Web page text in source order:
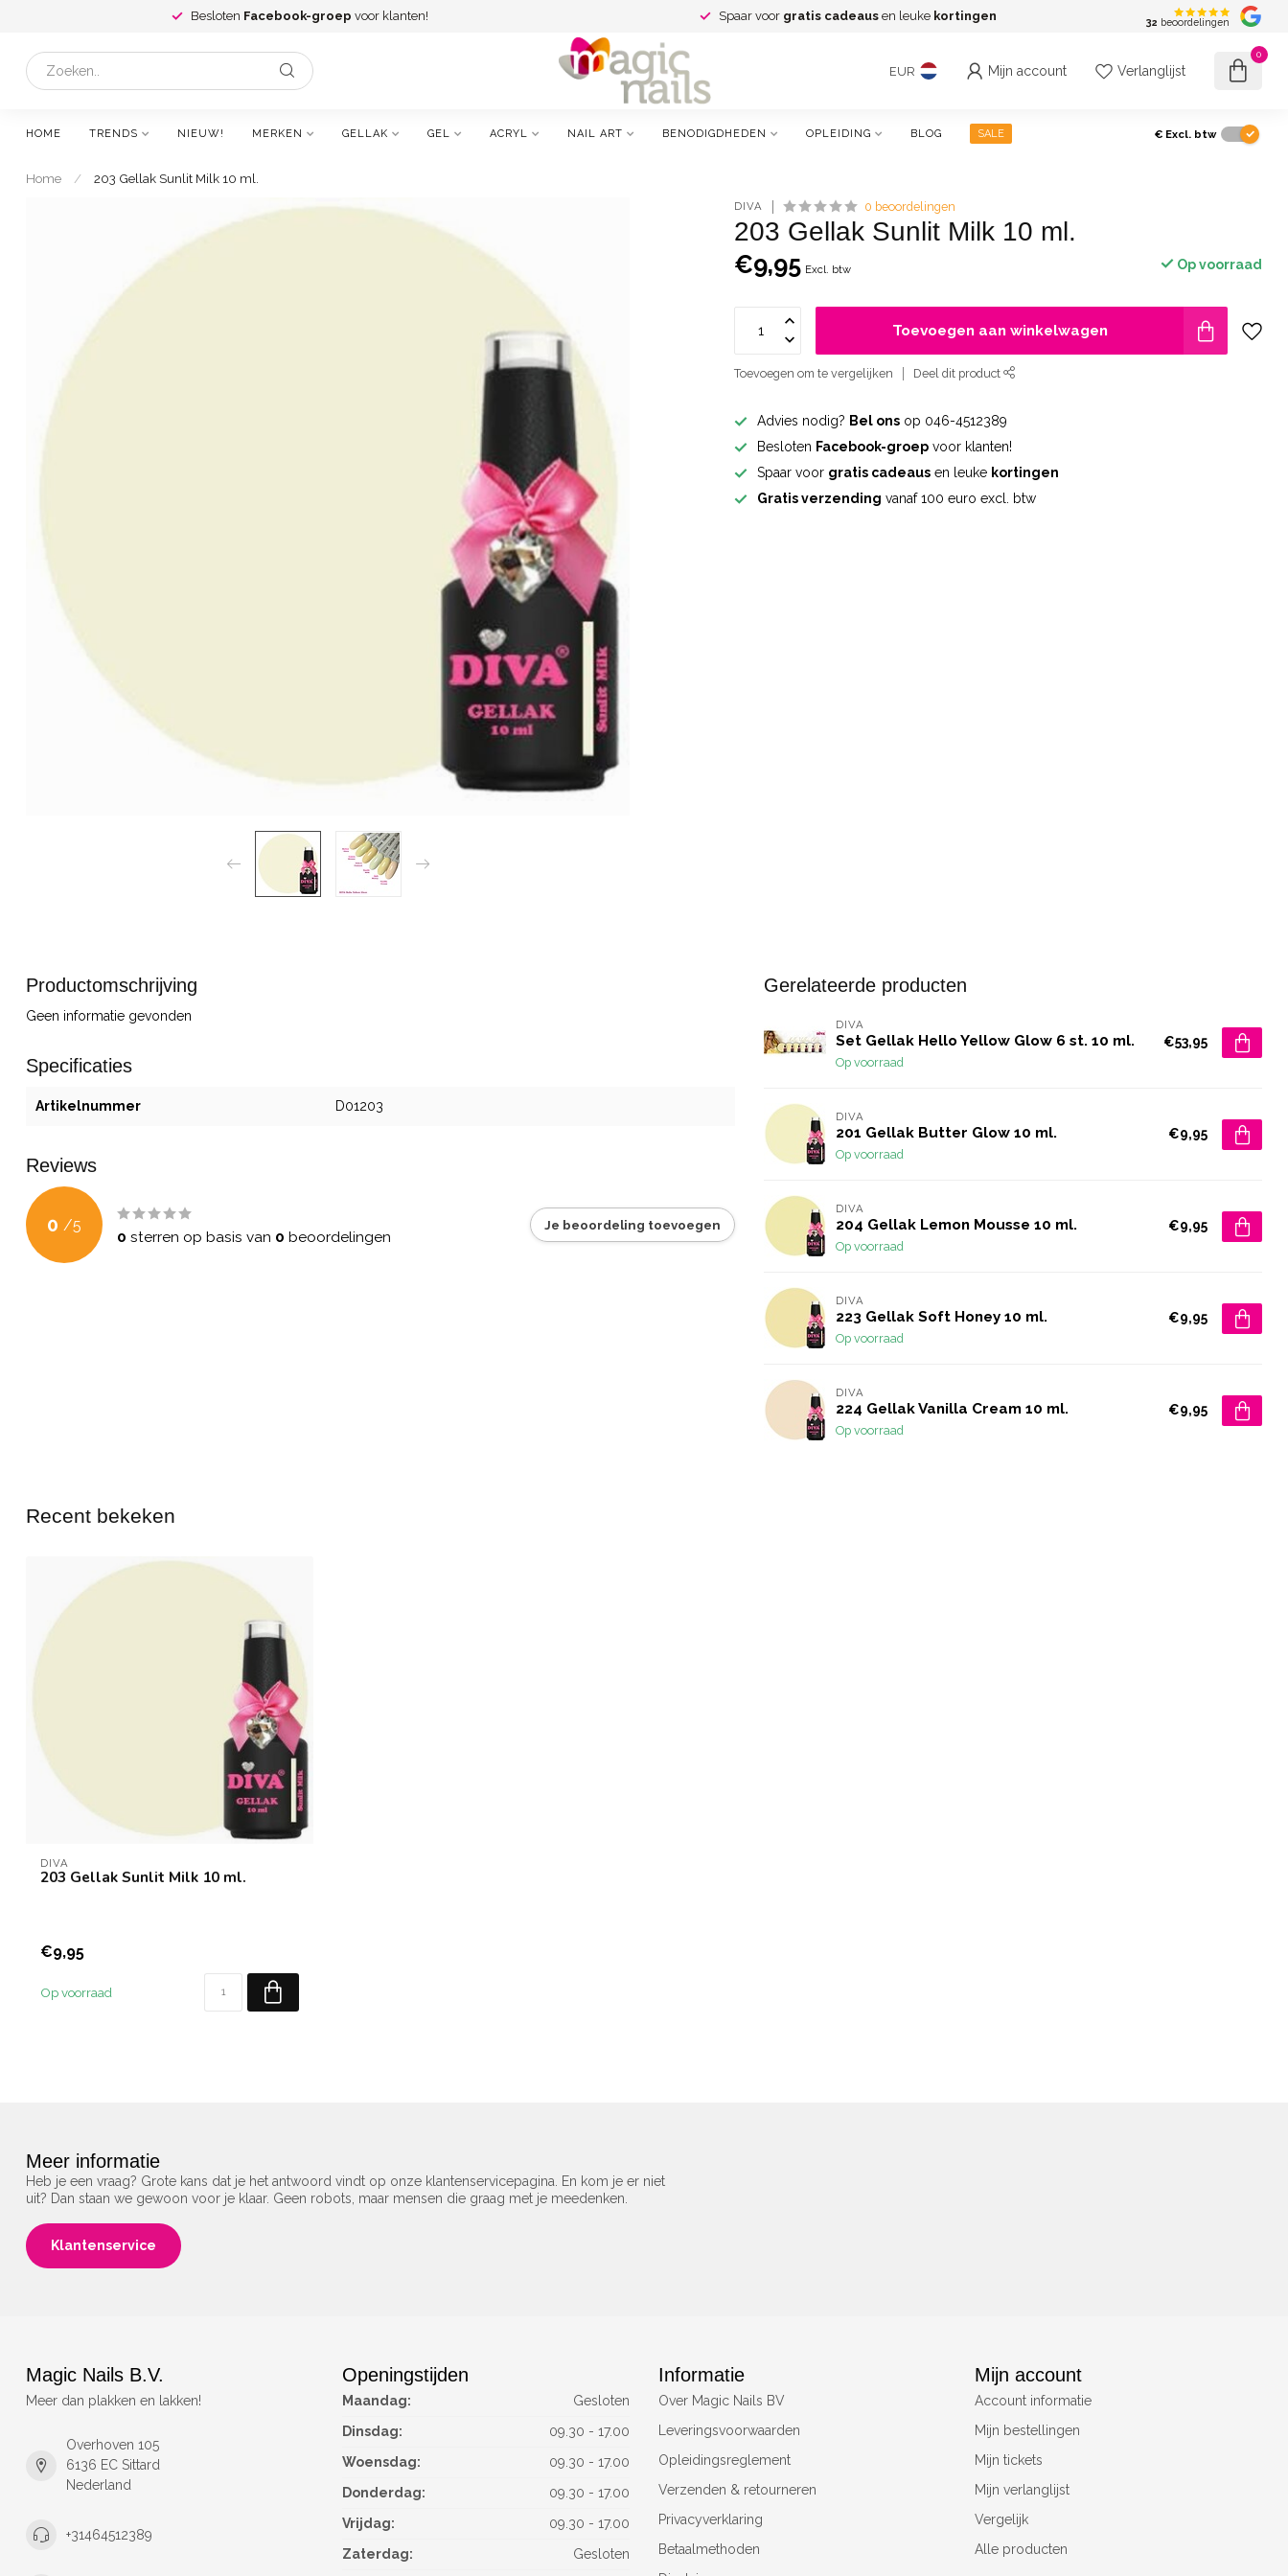
Besloten Facebook-groep voor klanten! Spaar voor gratis cadeaus en leuke kortingen 32 beoordelingen
EUR Mijn account Verlanglijst
0
HOME TRENDS NIEUW! MERKEN GELLAK GEL ACRYL NAIL ART BENODIGDHEDEN OPLEIDING BLOG SALE € Excl. btw
Home / 203 Gellak Sunlit Milk 10 ml.
DIVA 0 beoordelingen
203 Gellak Sunlit Milk 10 ml.
€9,95 Excl. btw Op voorraad
Toevoegen aan winkelwagen
Toevoegen om te vergelijken Deel dit product
Advies nodig? Bel ons op 046-4512389
Besloten Facebook-groep voor klanten!
Spaar voor gratis cadeaus en leuke kortingen
Gratis verzending vanaf 100 euro excl. btw
Productomschrijving
Geen informatie gevonden
Specificaties
Artikelnummer D01203
Reviews
0 /5
0 sterren op basis van 0 beoordelingen
Je beoordeling toevoegen
Gerelateerde producten
DIVA
Set Gellak Hello Yellow Glow 6 st. 10 ml.
Op voorraad
€53,95
DIVA
201 Gellak Butter Glow 10 ml.
Op voorraad
€9,95
DIVA
204 Gellak Lemon Mousse 10 ml.
Op voorraad
€9,95
DIVA
223 Gellak Soft Honey 10 ml.
Op voorraad
€9,95
DIVA
224 Gellak Vanilla Cream 10 ml.
Op voorraad
€9,95
Recent bekeken
DIVA
203 Gellak Sunlit Milk 10 ml.
€9,95
Op voorraad
Meer informatie
Heb je een vraag? Grote kans dat je het antwoord vindt op onze klantenservicepagina. En kom je er niet
uit? Dan staan we gewoon voor je klaar. Geen robots, maar mensen die graag met je meedenken.
Klantenservice
Magic Nails B.V.
Meer dan plakken en lakken!
Overhoven 105
6136 EC Sittard
Nederland
+31464512389
Openingstijden
Maandag:
Gesloten
Dinsdag:
09.30 - 17.00
Woensdag:
09.30 - 17.00
Donderdag:
09.30 - 17.00
Vrijdag:
09.30 - 17.00
Zaterdag:
Gesloten
Informatie
Over Magic Nails BV
Leveringsvoorwaarden
Opleidingsreglement
Verzenden & retourneren
Privacyverklaring
Betaalmethoden
Mijn account
Account informatie
Mijn bestellingen
Mijn tickets
Mijn verlanglijst
Vergelijk
Alle producten